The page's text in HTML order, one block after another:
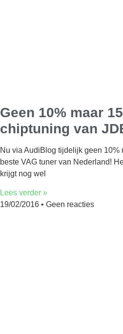
Geen 10% maar
chiptuning van
Nu via AudiBlog tijdelijk geen 10%
beste VAG tuner van Nederland!
krijgt nog wel
Lees verder »
19/02/2016
Geen reacties